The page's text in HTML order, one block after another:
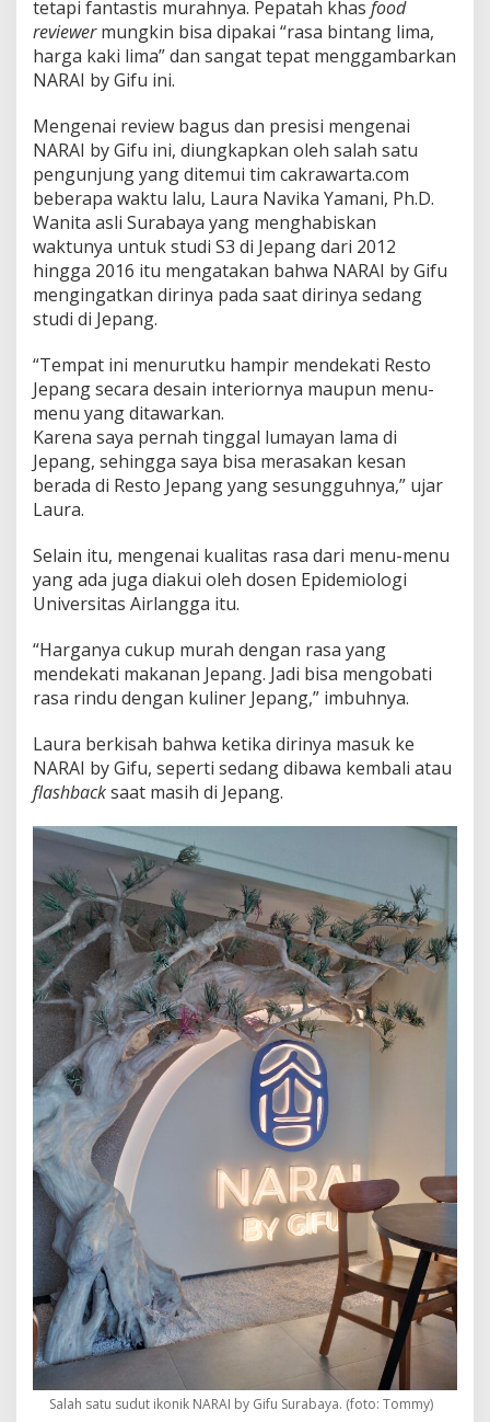
tetapi fantastis murahnya. Pepatah khas food
reviewermungkin bisa dipakai “rasa bintang lima,
harga kaki lima” dan sangat tepat menggambarkan
NARAI by Gifu ini.
Mengenai review bagus dan presisi mengenai
NARAI by Gifu ini, diungkapkan oleh salah satu
pengunjung yang ditemui tim cakrawarta.com
beberapa waktu lalu, Laura Navika Yamani, Ph.D.
Wanita asli Surabaya yang menghabiskan
waktunya untuk studi S3 di Jepang dari 2012
hingga 2016 itu mengatakan bahwa NARAI by Gifu
mengingatkan dirinya pada saat dirinya sedang
studi di Jepang.
“Tempat ini menurutku hampir mendekati Resto
Jepang secara desain interiornya maupun menu-
menu yang ditawarkan.
Karena saya pernah tinggal lumayan lama di
Jepang, sehingga saya bisa merasakan kesan
berada di Resto Jepang yang sesungguhnya,” ujar
Laura.
Selain itu, mengenai kualitas rasa dari menu-menu
yang ada juga diakui oleh dosen Epidemiologi
Universitas Airlangga itu.
“Harganya cukup murah dengan rasa yang
mendekati makanan Jepang. Jadi bisa mengobati
rasa rindu dengan kuliner Jepang,” imbuhnya.
Laura berkisah bahwa ketika dirinya masuk ke
NARAI by Gifu, seperti sedang dibawa kembali atau
flashbacksaat masih di Jepang.
Salah satu sudut ikonik NARAI by Gifu Surabaya. (foto: Tommy)